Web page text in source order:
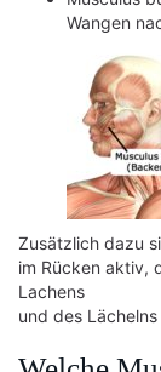
Wangen
Zusätzlich dazu
im Rücken aktiv,
Lachens
und des